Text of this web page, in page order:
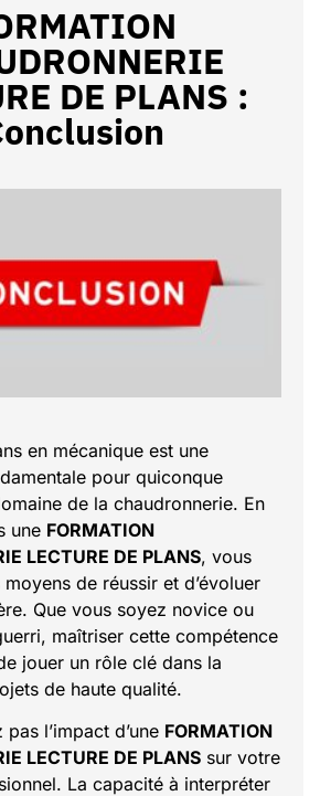
DE PLANS :
en mécanique est une
pour quiconque
de la chaudronnerie. En
une FORMATION
LECTURE DE PLANS, vous
de réussir et d’évoluer
Que vous soyez novice ou
maîtriser cette compétence
jouer un rôle clé dans la
de haute qualité.
l’impact d’une FORMATION
LECTURE DE PLANS sur votre
La capacité à interpréter